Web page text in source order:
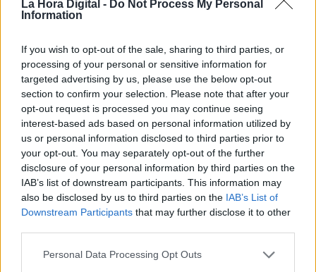
La Hora Digital - Do Not Process My Personal
Information
If you wish to opt-out of the sale, sharing to third parties, or
processing of your personal or sensitive information for
targeted advertising by us, please use the below opt-out
section to confirm your selection. Please note that after your
opt-out request is processed you may continue seeing
interest-based ads based on personal information utilized by
us or personal information disclosed to third parties prior to
your opt-out. You may separately opt-out of the further
disclosure of your personal information by third parties on the
IAB’s list of downstream participants. This information may
also be disclosed by us to third parties on the IAB’s List of
Downstream Participants that may further disclose it to other
Personal Data Processing Opt Outs
2020,Torra tuvo que dimitir, y heredó la
presidencia Pere Aragonés, de ERC
Y con estatrayectoria tan errática y
propagandista, llegamos a este 14F, en plena
pandemia, un año en la que la jugada maestra
de Pedro Sánchez, de colocar como candidato
a presidente al ex ministro de Sanidad,
Salvador Illa, unido al desgaste y desilusión
del independentismo, le da la posibilidad de
ganar las elecciones, o al menoscasi doblar
sus escaños actuales,y empatar, o bien con
ERC o con JxCat, el enésimo nombre de la
derecha nacionalista catalana. Lo dicho, los
catalanes vuelven a tener la oportunidad de
elegir entre alguien que quiere que se unan las
dos mitades de Cataluña y gobernar para todos.